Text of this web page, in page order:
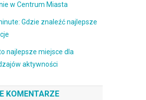
w Centrum Miasta
Gdzie znaleźć najlepsze
najlepsze miejsce dla
aktywności
KOMENTARZE